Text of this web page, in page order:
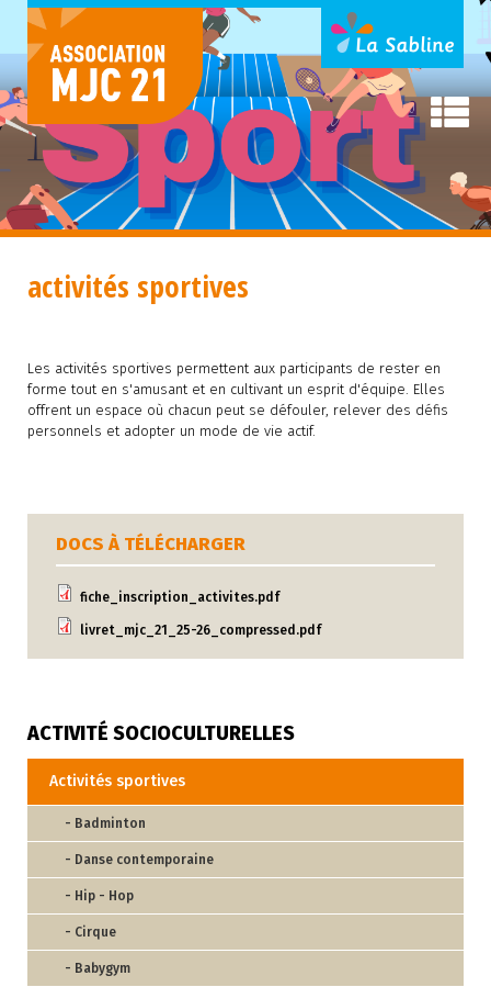
activités sportives
Les activités sportives permettent aux participants de rester en
forme tout en s'amusant et en cultivant un esprit d'équipe. Elles
offrent un espace où chacun peut se défouler, relever des défis
personnels et adopter un mode de vie actif.
DOCS À TÉLÉCHARGER
fiche_inscription_activites.pdf
livret_mjc_21_25-26_compressed.pdf
ACTIVITÉ SOCIOCULTURELLES
Activités sportives
- Badminton
- Danse contemporaine
- Hip - Hop
- Cirque
- Babygym